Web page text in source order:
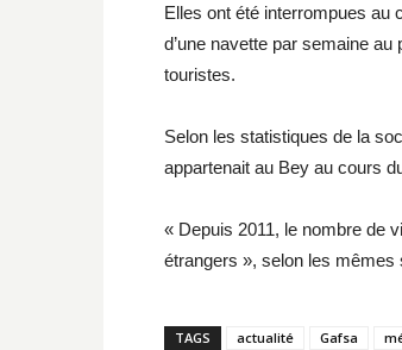
Elles ont été interrompues au
d’une navette par semaine
touristes.
Selon les statistiques de la
appartenait au Bey au cours
« Depuis 2011, le nombre de
étrangers », selon les mêmes
TAGS actualité Gafsa